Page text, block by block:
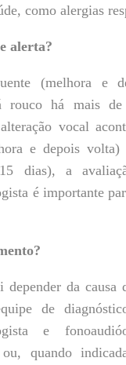
como alergias
alerta?
(melhora e
rouco há mais
vocal
e depois volta)
dias), a
é importante
depender da causa
de
e
ou, quando